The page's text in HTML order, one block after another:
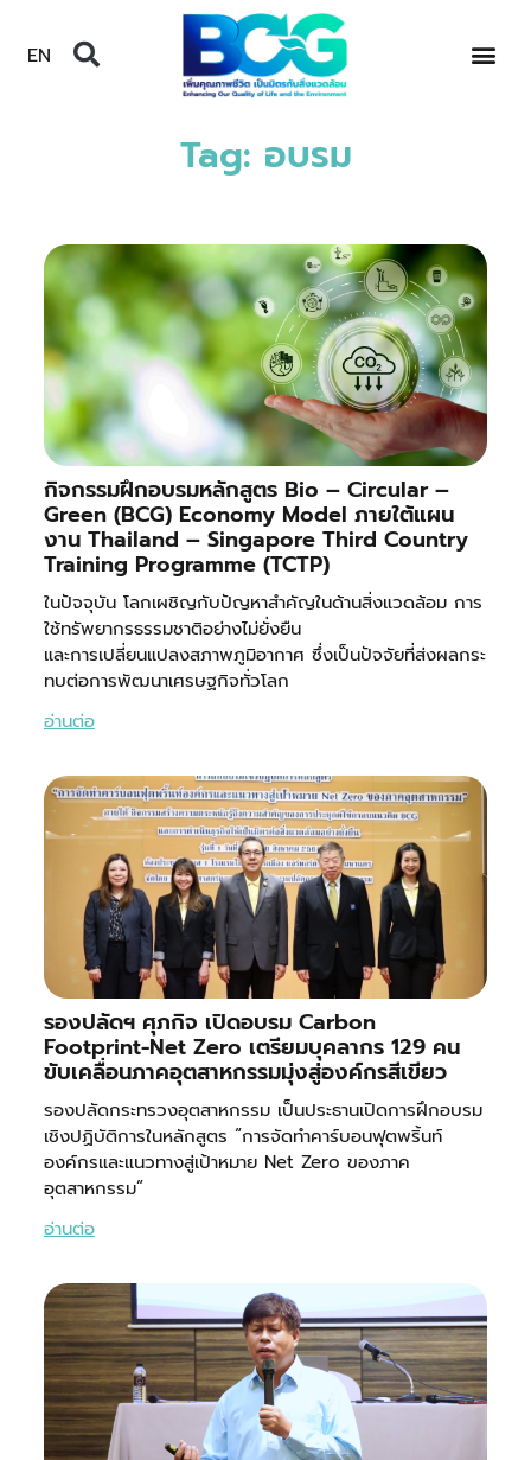
EN
Tag: อบรม
กิจกรรมฝึกอบรมหลักสูตร Bio – Circular –
Green (BCG) Economy Model ภายใต้แผน
งาน Thailand – Singapore Third Country
Training Programme (TCTP)
ในปัจจุบัน โลกเผชิญกับปัญหาสำคัญในด้านสิ่งแวดล้อม การ
ใช้ทรัพยากรธรรมชาติอย่างไม่ยั่งยืน
และการเปลี่ยนแปลงสภาพภูมิอากาศ ซึ่งเป็นปัจจัยที่ส่งผลกระ
ทบต่อการพัฒนาเศรษฐกิจทั่วโลก
อ่านต่อ
รองปลัดฯ ศุภกิจ เปิดอบรม Carbon
Footprint-Net Zero เตรียมบุคลากร 129 คน
ขับเคลื่อนภาคอุตสาหกรรมมุ่งสู่องค์กรสีเขียว
รองปลัดกระทรวงอุตสาหกรรม เป็นประธานเปิดการฝึกอบรม
เชิงปฏิบัติการในหลักสูตร “การจัดทำคาร์บอนฟุตพริ้นท์
องค์กรและแนวทางสู่เป้าหมาย Net Zero ของภาค
อุตสาหกรรม”
อ่านต่อ